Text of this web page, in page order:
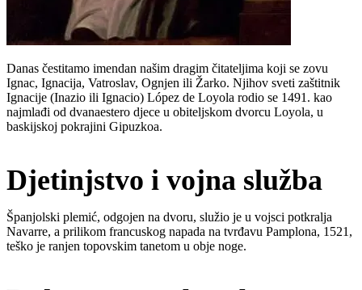
Danas čestitamo imendan našim dragim čitateljima koji se zovu
Ignac, Ignacija, Vatroslav, Ognjen ili Žarko. Njihov sveti zaštitnik
Ignacije (Inazio ili Ignacio) López de Loyola rodio se 1491. kao
najmlađi od dvanaestero djece u obiteljskom dvorcu Loyola, u
baskijskoj pokrajini Gipuzkoa.
Djetinjstvo i vojna služba
Španjolski plemić, odgojen na dvoru, služio je u vojsci potkralja
Navarre, a prilikom francuskog napada na tvrđavu Pamplona, 1521,
teško je ranjen topovskim tanetom u obje noge.